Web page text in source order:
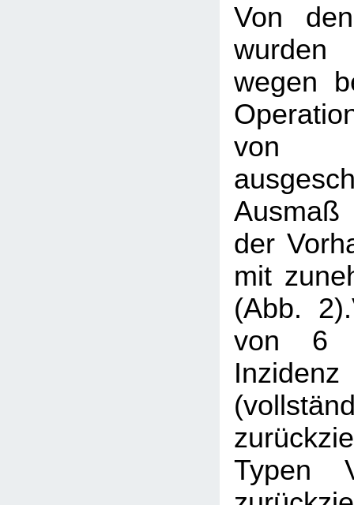
Von
wegen
von
der
mit
(Abb.
von 6
Typen